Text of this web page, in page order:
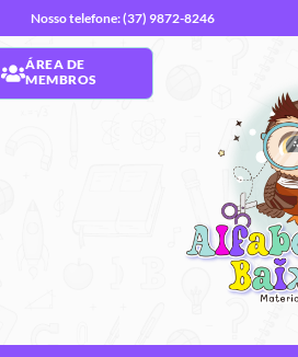
Nosso telefone: (37) 9872-8246
ÁREA DE
MEMBROS